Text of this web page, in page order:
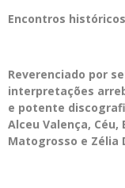
Encontros históricos
Reverenciado por
interpretações
e potente
Alceu Valença,
Matogrosso e Zélia